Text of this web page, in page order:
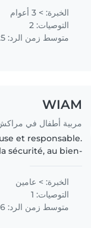
sitter, je possède un..
الخبرة: > 3 أعوام
التوصيات: 2
متوسط زمن الرد: 25 دقيقة
WIAM
مربية أطفال في
et responsable.
sécurité, au bien-
الخبرة: > عامين
التوصيات: 1
متوسط زمن الرد: 6 دقائق